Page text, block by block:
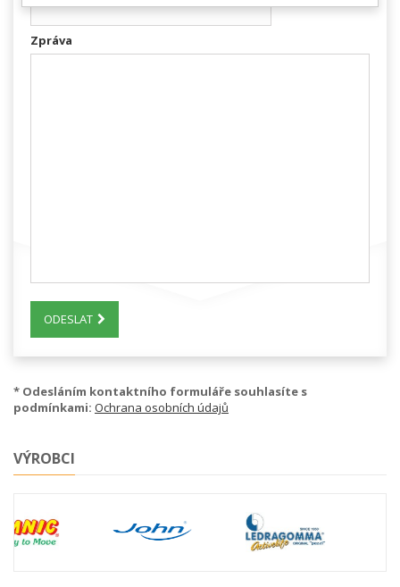
Zpráva
ODESLAT
* Odesláním kontaktního formuláře souhlasíte s
podmínkami: Ochrana osobních údajů
VÝROBCI